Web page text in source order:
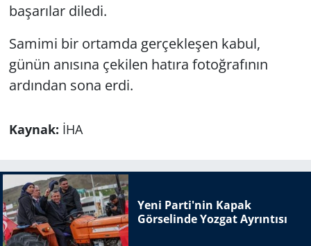
başarılar diledi.
Samimi bir ortamda gerçekleşen kabul,
günün anısına çekilen hatıra fotoğrafının
ardından sona erdi.
Kaynak: İHA
Yeni Parti'nin Kapak
Görselinde Yozgat Ayrıntısı